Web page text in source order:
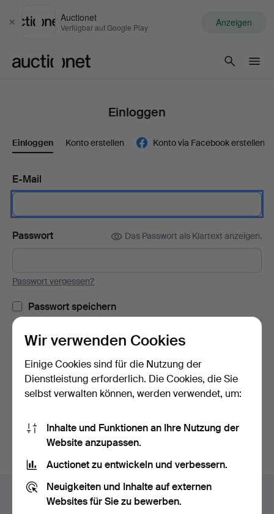
Schließen
Auctionet
Verfügbar auf Google Play Anzeigen
Einloggen
Einloggen Konto erstellen Konto via Facebook erstellen
E-Mail
Passwort Das Passwort als Klartext anzeigen.
Passwort vergessen?
Passwort speichern
Einloggen
oder hier via Facebook einloggen
Fußzeilen-
Navigation
Hilfe und Kontakt
Wir verwenden Cookies
Einige Cookies sind für die Nutzung der
Dienstleistung erforderlich. Die Cookies, die Sie
selbst verwalten können, werden verwendet, um:
Inhalte und Funktionen an Ihre Nutzung der
Website anzupassen.
Auctionet zu entwickeln und verbessern.
Neuigkeiten und Inhalte auf externen
Websites für Sie zu bewerben.